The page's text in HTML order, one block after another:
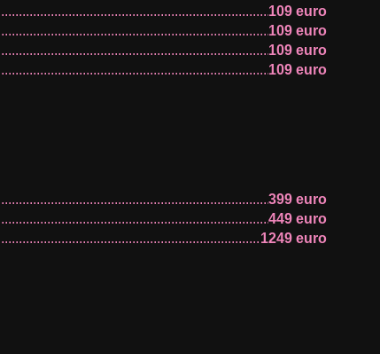
109 euro
109 euro
109 euro
109 euro
159 euro
159 euro
159 euro
399 euro
449 euro
1249 euro